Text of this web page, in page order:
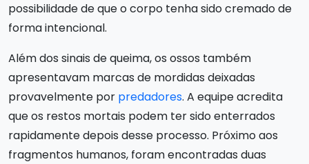
possibilidade de que o corpo tenha sido cremado de
forma intencional.
Além dos sinais de queima, os ossos também
apresentavam marcas de mordidas deixadas
provavelmente por predadores. A equipe acredita
que os restos mortais podem ter sido enterrados
rapidamente depois desse processo. Próximo aos
fragmentos humanos, foram encontradas duas